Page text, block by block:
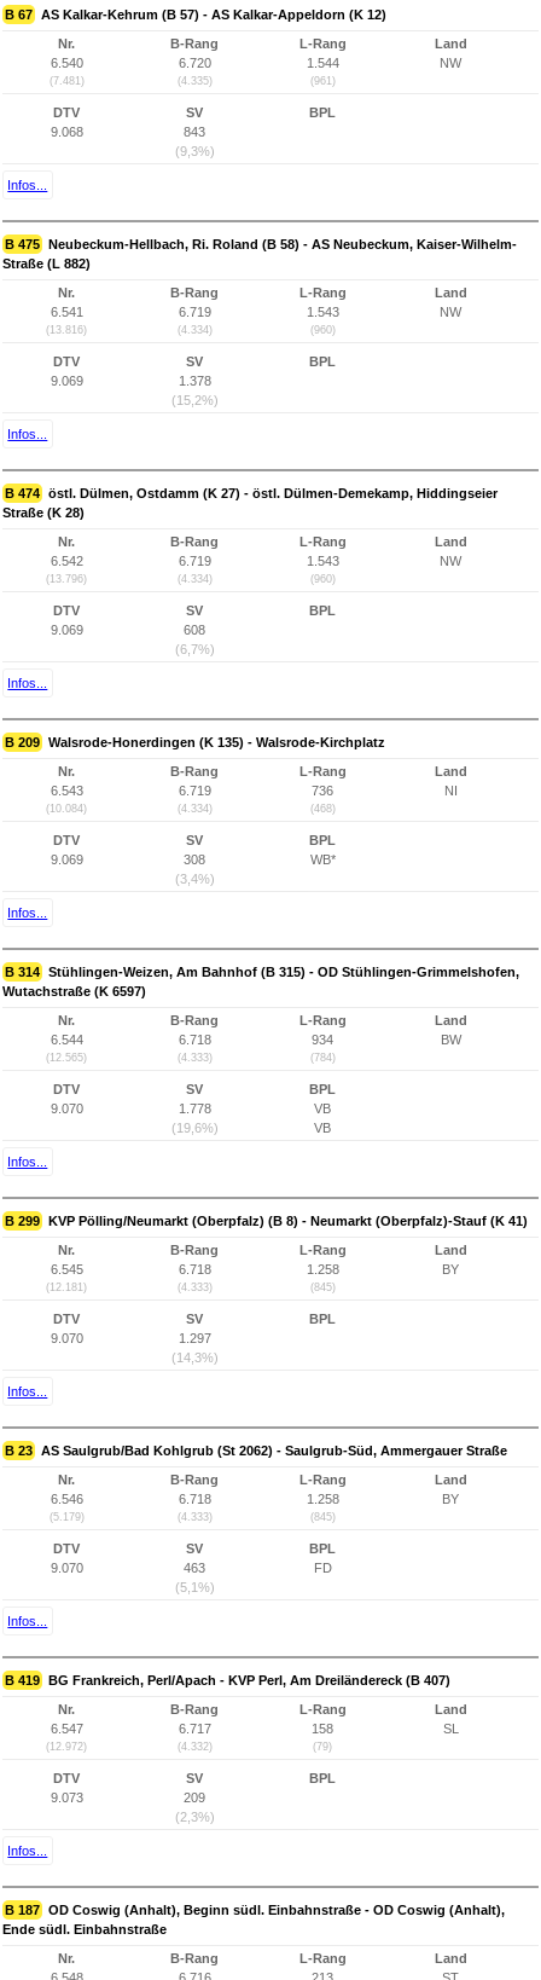
B 67 AS Kalkar-Kehrum (B 57) - AS Kalkar-Appeldorn (K 12)
Nr.
6.540
(7.481)
B-Rang
6.720
(4.335)
L-Rang
1.544
(961)
Land
NW
DTV
9.068
SV
843
(9,3%)
BPL
Infos...
B 475 Neubeckum-Hellbach, Ri. Roland (B 58) - AS Neubeckum, Kaiser-Wilhelm-
Straße (L 882)
Nr.
6.541
(13.816)
B-Rang
6.719
(4.334)
L-Rang
1.543
(960)
Land
NW
DTV
9.069
SV
1.378
(15,2%)
BPL
Infos...
B 474 östl. Dülmen, Ostdamm (K 27) - östl. Dülmen-Demekamp, Hiddingseier
Straße (K 28)
Nr.
6.542
(13.796)
B-Rang
6.719
(4.334)
L-Rang
1.543
(960)
Land
NW
DTV
9.069
SV
608
(6,7%)
BPL
Infos...
B 209 Walsrode-Honerdingen (K 135) - Walsrode-Kirchplatz
Nr.
6.543
(10.084)
B-Rang
6.719
(4.334)
L-Rang
736
(468)
Land
NI
DTV
9.069
SV
308
(3,4%)
BPL
WB*
Infos...
B 314 Stühlingen-Weizen, Am Bahnhof (B 315) - OD Stühlingen-Grimmelshofen,
Wutachstraße (K 6597)
Nr.
6.544
(12.565)
B-Rang
6.718
(4.333)
L-Rang
934
(784)
Land
BW
DTV
9.070
SV
1.778
(19,6%)
BPL
VB
VB
Infos...
B 299 KVP Pölling/Neumarkt (Oberpfalz) (B 8) - Neumarkt (Oberpfalz)-Stauf (K 41)
Nr.
6.545
(12.181)
B-Rang
6.718
(4.333)
L-Rang
1.258
(845)
Land
BY
DTV
9.070
SV
1.297
(14,3%)
BPL
Infos...
B 23 AS Saulgrub/Bad Kohlgrub (St 2062) - Saulgrub-Süd, Ammergauer Straße
Nr.
6.546
(5.179)
B-Rang
6.718
(4.333)
L-Rang
1.258
(845)
Land
BY
DTV
9.070
SV
463
(5,1%)
BPL
FD
Infos...
B 419 BG Frankreich, Perl/Apach - KVP Perl, Am Dreiländereck (B 407)
Nr.
6.547
(12.972)
B-Rang
6.717
(4.332)
L-Rang
158
(79)
Land
SL
DTV
9.073
SV
209
(2,3%)
BPL
Infos...
B 187 OD Coswig (Anhalt), Beginn südl. Einbahnstraße - OD Coswig (Anhalt),
Ende südl. Einbahnstraße
Nr.
B-Rang
L-Rang
Land